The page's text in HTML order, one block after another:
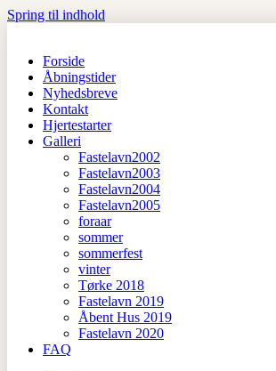
Spring til indhold
Forside
Åbningstider
Nyhedsbreve
Kontakt
Hjertestarter
Galleri
Fastelavn2002
Fastelavn2003
Fastelavn2004
Fastelavn2005
foraar
sommer
sommerfest
vinter
Tørke 2018
Fastelavn 2019
Åbent Hus 2019
Fastelavn 2020
FAQ